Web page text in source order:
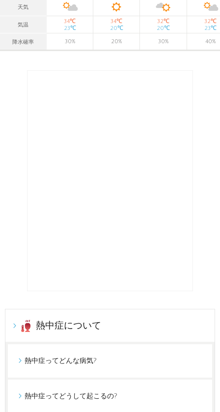
天気
気温
34℃
23℃
34℃
20℃
32℃
20℃
32℃
23℃
降水確率 30% 20% 30% 40%
熱中症について
熱中症ってどんな病気?
熱中症ってどうして起こるの?